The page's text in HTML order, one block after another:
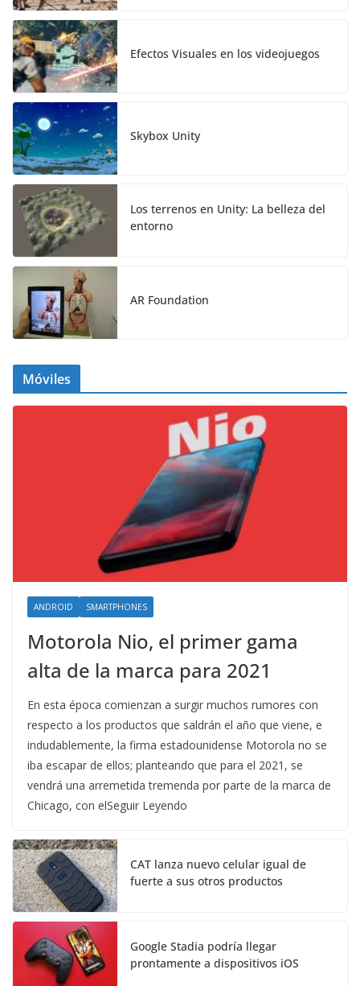
Efectos Visuales en los videojuegos
Skybox Unity
Los terrenos en Unity: La belleza del
entorno
AR Foundation
Móviles
ANDROID SMARTPHONES
Motorola Nio, el primer gama
alta de la marca para 2021
En esta época comienzan a surgir muchos rumores con
respecto a los productos que saldrán el año que viene, e
indudablemente, la firma estadounidense Motorola no se
iba escapar de ellos; planteando que para el 2021, se
vendrá una arremetida tremenda por parte de la marca de
Chicago, con elSeguir Leyendo
CAT lanza nuevo celular igual de
fuerte a sus otros productos
Google Stadia podría llegar
prontamente a dispositivos iOS